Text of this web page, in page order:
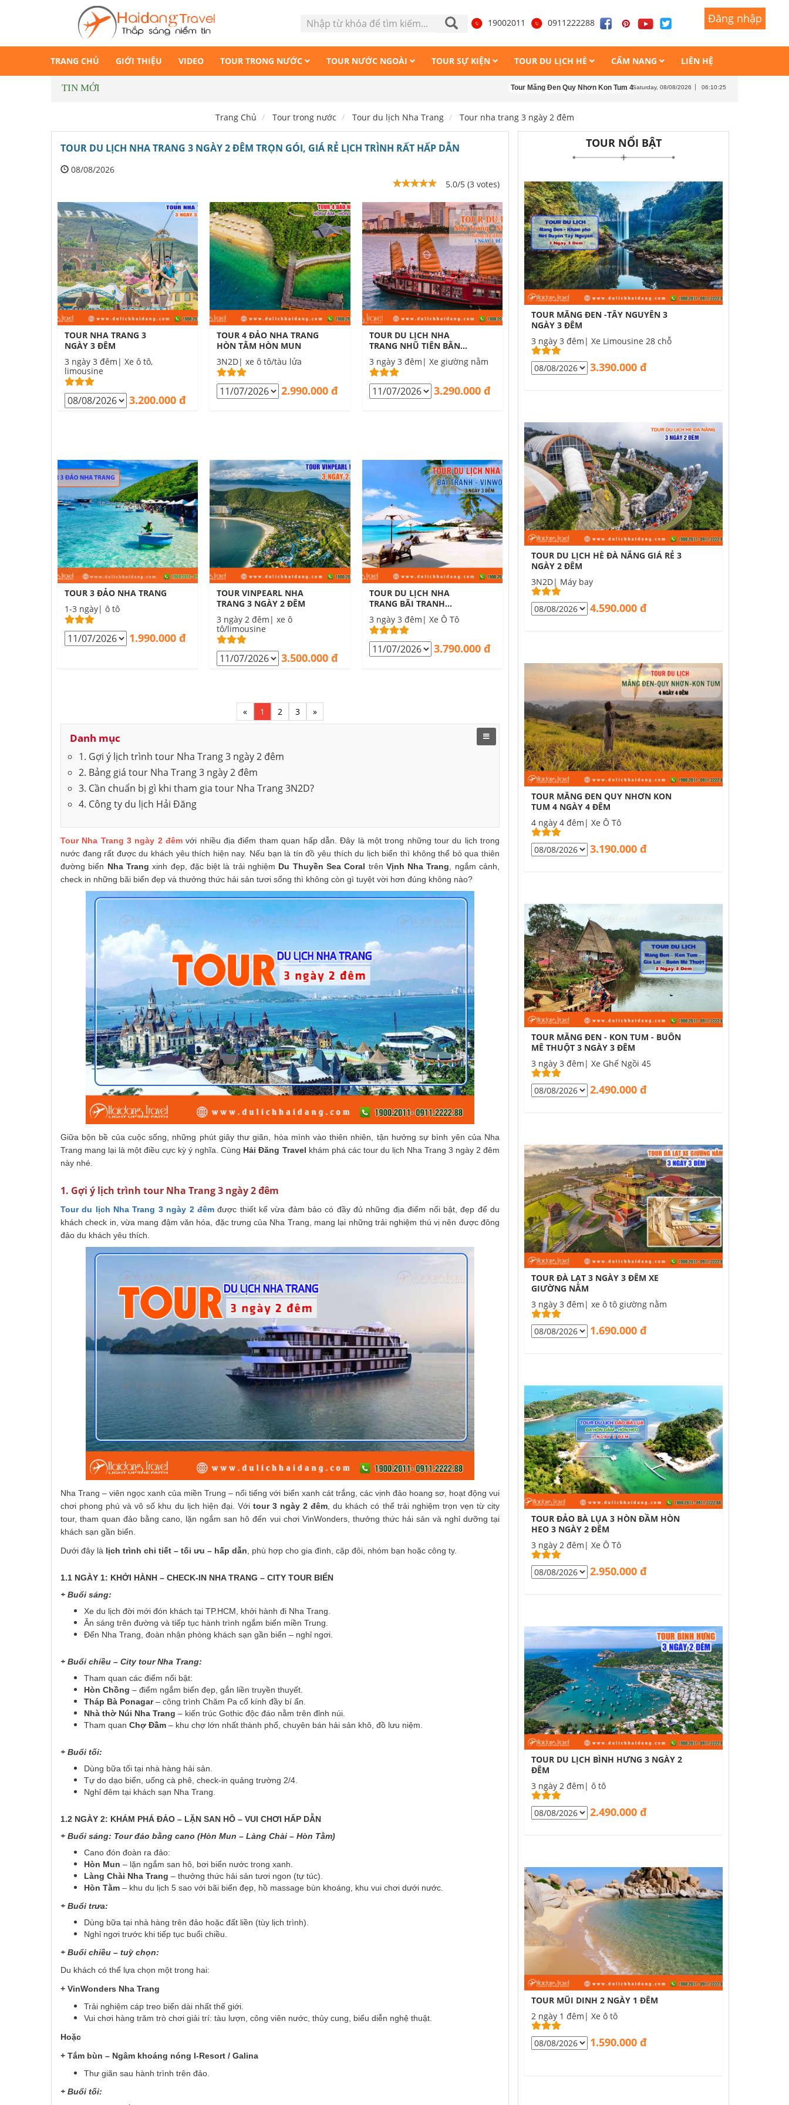
Đăng nhập
19002011 0911222288 Đăng nhập
TRANG CHỦ GIỚI THIỆU VIDEO TOUR TRONG NƯỚC TOUR NƯỚC NGOÀI TOUR SỰ KIỆN TOUR DU LỊCH HÈ CẨM NANG LIÊN HỆ
TIN MỚI Tour Măng Đen Quy Nhơn Kon Tum 4 ngày 4 đêm Tour Măng Đen - Kon Tum - Buôn Mê
Saturday, 08/08/2026 06:10:27
Trang Chủ Tour trong nước Tour du lịch Nha Trang Tour nha trang 3 ngày 2 đêm
TOUR DU LỊCH NHA TRANG 3 NGÀY 2 ĐÊM TRỌN GÓI, GIÁ RẺ LỊCH TRÌNH RẤT HẤP DẪN
08/08/2026
5.0/5 (3 votes)
TOUR NHA TRANG 3
NGÀY 3 ĐÊM
3 ngày 3 đêm| Xe ô tô,
limousine
3.200.000 đ
TOUR 4 ĐẢO NHA TRANG
HÒN TẰM HÒN MUN
3N2D| xe ô tô/tàu lửa
2.990.000 đ
TOUR DU LỊCH NHA
TRANG NHŨ TIÊN BẰNG
DU THUYỀN 3 NGÀY 3
ĐÊM
3 ngày 3 đêm| Xe giường nằm
3.290.000 đ
TOUR 3 ĐẢO NHA TRANG
1-3 ngày| ô tô
1.990.000 đ
TOUR VINPEARL NHA
TRANG 3 NGÀY 2 ĐÊM
3 ngày 2 đêm| xe ô
tô/limousine
3.500.000 đ
TOUR DU LỊCH NHA
TRANG BÃI TRANH
VINWONDERS 3 NGÀY 3
ĐÊM
3 ngày 3 đêm| Xe Ô Tô
3.790.000 đ
« 1 2 3 »
Danh mục
1. Gợi ý lịch trình tour Nha Trang 3 ngày 2 đêm
2. Bảng giá tour Nha Trang 3 ngày 2 đêm
3. Cần chuẩn bị gì khi tham gia tour Nha Trang 3N2D?
4. Công ty du lịch Hải Đăng
Tour Nha Trang 3 ngày 2 đêm với nhiều địa điểm tham quan hấp dẫn. Đây là một trong những tour du lịch trong
nước đang rất được du khách yêu thích hiện nay. Nếu bạn là tín đồ yêu thích du lịch biển thì không thể bỏ qua thiên
đường biển Nha Trangxinh đẹp, đặc biệt là trải nghiệm Du Thuyền Sea Coral trên Vịnh Nha Trang , ngắm cảnh,
check in những bãi biển đẹp và thưởng thức hải sản tươi sống thì không còn gì tuyệt vời hơn đúng không nào?
Giữa bộn bề của cuộc sống, những phút giây thư giãn, hòa mình vào thiên nhiên, tận hưởng sự bình yên của Nha
Trang mang lại là một điều cực kỳ ý nghĩa. Cùng Hải Đăng Travel khám phá các tour du lịch Nha Trang 3 ngày 2 đêm
này nhé.
1. Gợi ý lịch trình tour Nha Trang 3 ngày 2 đêm
Tour du lịch Nha Trang 3 ngày 2 đêmđược thiết kế vừa đảm bảo có đầy đủ những địa điểm nổi bật, đẹp để du
khách check in, vừa mang đậm văn hóa, đặc trưng của Nha Trang, mang lại những trải nghiệm thú vị nên được đông
đảo du khách yêu thích.
Nha Trang – viên ngọc xanh của miền Trung – nổi tiếng với biển xanh cát trắng, các vịnh đảo hoang sơ, hoạt động vui
chơi phong phú và vô số khu du lịch hiện đại. Với tour 3 ngày 2 đêm, du khách có thể trải nghiệm trọn vẹn từ city
tour, tham quan đảo bằng cano, lặn ngắm san hô đến vui chơi VinWonders, thưởng thức hải sản và nghỉ dưỡng tại
khách sạn gần biển.
Dưới đây là lịch trình chi tiết – tối ưu – hấp dẫn, phù hợp cho gia đình, cặp đôi, nhóm bạn hoặc công ty.
1.1 NGÀY 1: KHỞI HÀNH – CHECK-IN NHA TRANG – CITY TOUR BIỂN
+ Buổi sáng:
Xe du lịch đời mới đón khách tại TP.HCM, khởi hành đi Nha Trang.
Ăn sáng trên đường và tiếp tục hành trình ngắm biển miền Trung.
Đến Nha Trang, đoàn nhận phòng khách sạn gần biển – nghỉ ngơi.
+ Buổi chiều – City tour Nha Trang:
Tham quan các điểm nổi bật:
Hòn Chồng – điểm ngắm biển đẹp, gắn liền truyền thuyết.
Tháp Bà Ponagar– công trình Chăm Pa cổ kính đầy bí ẩn.
Nhà thờ Núi Nha Trang – kiến trúc Gothic độc đáo nằm trên đỉnh núi.
Tham quan Chợ Đầm – khu chợ lớn nhất thành phố, chuyên bán hải sản khô, đồ lưu niệm.
+ Buổi tối:
Dùng bữa tối tại nhà hàng hải sản.
Tự do dạo biển, uống cà phê, check-in quảng trường 2/4.
Nghỉ đêm tại khách sạn Nha Trang.
1.2 NGÀY 2: KHÁM PHÁ ĐẢO – LẶN SAN HÔ – VUI CHƠI HẤP DẪN
+ Buổi sáng: Tour đảo bằng cano (Hòn Mun – Làng Chài – Hòn Tằm)
Cano đón đoàn ra đảo:
Hòn Mun – lặn ngắm san hô, bơi biển nước trong xanh.
Làng Chài Nha Trang – thưởng thức hải sản tươi ngon (tự túc).
Hòn Tằm – khu du lịch 5 sao với bãi biển đẹp, hồ massage bùn khoáng, khu vui chơi dưới nước.
+ Buổi trưa:
Dùng bữa tại nhà hàng trên đảo hoặc đất liền (tùy lịch trình).
Nghỉ ngơi trước khi tiếp tục buổi chiều.
+ Buổi chiều – tuỳ chọn:
Du khách có thể lựa chọn một trong hai:
+ VinWonders Nha Trang
Trải nghiệm cáp treo biển dài nhất thế giới.
Vui chơi hàng trăm trò chơi giải trí: tàu lượn, công viên nước, thủy cung, biểu diễn nghệ thuật.
Hoặc
+ Tắm bùn – Ngâm khoáng nóng I-Resort / Galina
Thư giãn sau hành trình trên đảo.
+ Buổi tối:
TOUR NỔI BẬT
TOUR MĂNG ĐEN -TÂY NGUYÊN 3
NGÀY 3 ĐÊM
3 ngày 3 đêm| Xe Limousine 28 chỗ
3.390.000 đ
TOUR DU LỊCH HÈ ĐÀ NẴNG GIÁ RẺ 3
NGÀY 2 ĐÊM
3N2D| Máy bay
4.590.000 đ
TOUR MĂNG ĐEN QUY NHƠN KON
TUM 4 NGÀY 4 ĐÊM
4 ngày 4 đêm| Xe Ô Tô
3.190.000 đ
TOUR MĂNG ĐEN - KON TUM - BUÔN
MÊ THUỘT 3 NGÀY 3 ĐÊM
3 ngày 3 đêm| Xe Ghế Ngồi 45
2.490.000 đ
TOUR ĐÀ LẠT 3 NGÀY 3 ĐÊM XE
GIƯỜNG NẰM
3 ngày 3 đêm| xe ô tô giường nằm
1.690.000 đ
TOUR ĐẢO BÀ LỤA 3 HÒN ĐẦM HÒN
HEO 3 NGÀY 2 ĐÊM
3 ngày 2 đêm| Xe Ô Tô
2.950.000 đ
TOUR DU LỊCH BÌNH HƯNG 3 NGÀY 2
ĐÊM
3 ngày 2 đêm| ô tô
2.490.000 đ
TOUR MŨI DINH 2 NGÀY 1 ĐÊM
2 ngày 1 đêm| Xe ô tô
1.590.000 đ